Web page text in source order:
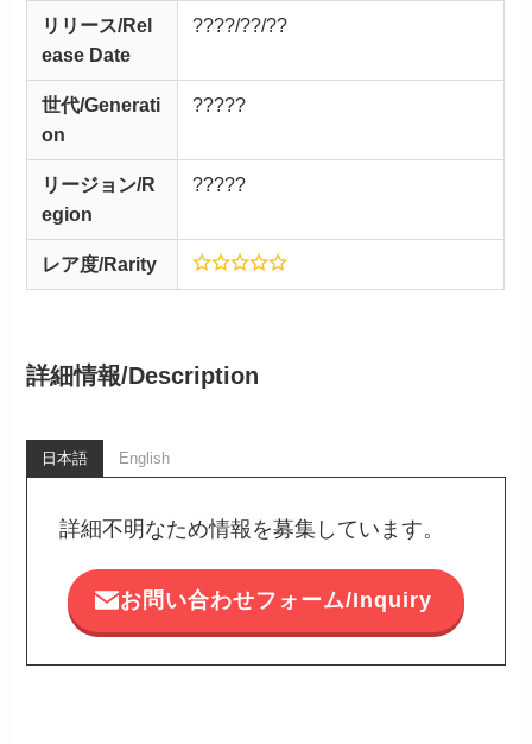
リリース/Rel
ease Date
????/??/??
世代/Generati
on
?????
リージョン/R
egion
?????
レア度/Rarity
詳細情報/Description
日本語 English
詳細不明なため情報を募集しています。
お問い合わせフォーム/Inquiry